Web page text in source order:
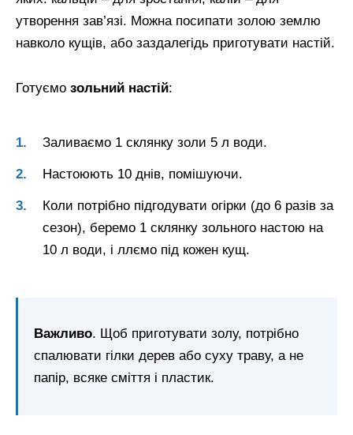
утворення зав’язі. Можна посипати золою землю
навколо кущів, або заздалегідь приготувати настій.
Готуємо зольний настій:
Заливаємо 1 склянку золи 5 л води.
Настоюють 10 днів, помішуючи.
Коли потрібно підгодувати огірки (до 6 разів за
сезон), беремо 1 склянку зольного настою на
10 л води, і ллємо під кожен кущ.
Важливо. Щоб приготувати золу, потрібно
спалювати гілки дерев або суху траву, а не
папір, всяке сміття і пластик.